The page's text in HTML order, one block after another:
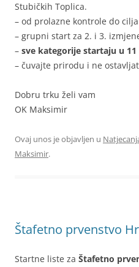
Stubičkih Toplica.
– od prolazne kontrole do
– grupni start za 2. i 3.
– sve kategorije startaju u 11
– čuvajte prirodu i ne
Dobru trku želi vam
OK Maksimir
Ovaj unos je objavljen u
Maksimir.
Štafetno prvenstvo
Startne liste za Štafetno